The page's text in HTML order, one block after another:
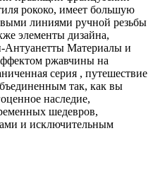
рококо, имеет большую
линиями ручной резьбы
элементы дизайна,
Антуанетты Материалы и
ржавчины на
серия , путешествие
так, как вы
наследие,
шедевров,
и исключительным